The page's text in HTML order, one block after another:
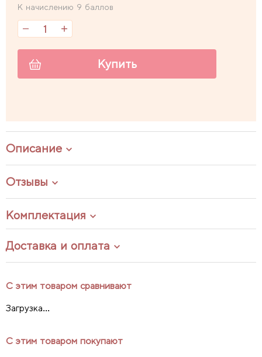
К начислению 9 баллов
Купить
Описание
Отзывы
Комплектация
Доставка и оплата
С этим товаром сравнивают
Загрузка...
С этим товаром покупают